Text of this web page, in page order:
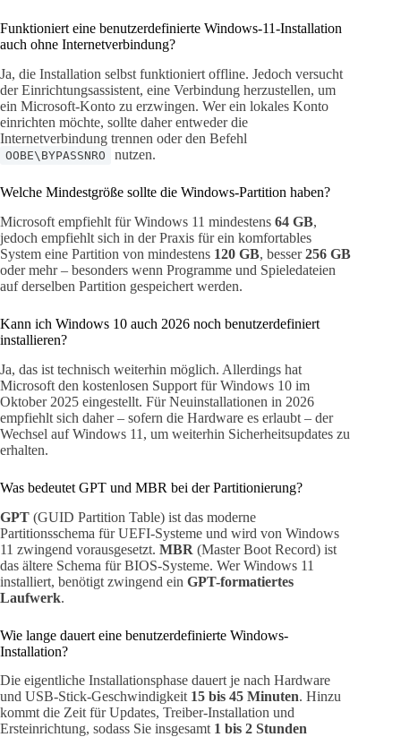
Funktioniert eine benutzerdefinierte Windows-11-Installation
auch ohne Internetverbindung?
Ja, die Installation selbst funktioniert offline. Jedoch versucht
der Einrichtungsassistent, eine Verbindung herzustellen, um
ein Microsoft-Konto zu erzwingen. Wer ein lokales Konto
einrichten möchte, sollte daher entweder die
Internetverbindung trennen oder den Befehl
OOBE\BYPASSNRO nutzen.
Welche Mindestgröße sollte die Windows-Partition haben?
Microsoft empfiehlt für Windows 11 mindestens 64 GB,
jedoch empfiehlt sich in der Praxis für ein komfortables
System eine Partition von mindestens 120 GB, besser256 GB
oder mehr – besonders wenn Programme und Spieledateien
auf derselben Partition gespeichert werden.
Kann ich Windows 10 auch 2026 noch benutzerdefiniert
installieren?
Ja, das ist technisch weiterhin möglich. Allerdings hat
Microsoft den kostenlosen Support für Windows 10 im
Oktober 2025 eingestellt. Für Neuinstallationen in 2026
empfiehlt sich daher – sofern die Hardware es erlaubt – der
Wechsel auf Windows 11, um weiterhin Sicherheitsupdates zu
erhalten.
Was bedeutet GPT und MBR bei der Partitionierung?
GPT (GUID Partition Table) ist das moderne
Partitionsschema für UEFI-Systeme und wird von Windows
11 zwingend vorausgesetzt. MBR (Master Boot Record) ist
das ältere Schema für BIOS-Systeme. Wer Windows 11
installiert, benötigt zwingend ein GPT-formatiertes
Laufwerk.
Wie lange dauert eine benutzerdefinierte Windows-
Installation?
Die eigentliche Installationsphase dauert je nach Hardware
und USB-Stick-Geschwindigkeit 15 bis 45 Minuten. Hinzu
kommt die Zeit für Updates, Treiber-Installation und
Ersteinrichtung, sodass Sie insgesamt 1 bis 2 Stunden